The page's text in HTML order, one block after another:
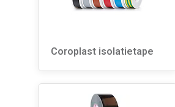
Coroplast isolatietape